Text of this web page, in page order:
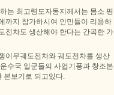
는 최고령도자동지께서는 몸소 평
까지 참가하시여 인민들이 리용하
전차도 생산해야 한다는 간곡한 가
이무궤도전차와 궤도전차를 생산
수국 일군들의 사업기풍과 창조본
본보기로 되고있다.